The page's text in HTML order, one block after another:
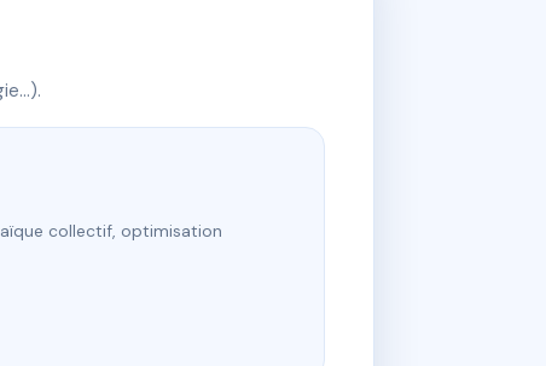
collectif, optimisation